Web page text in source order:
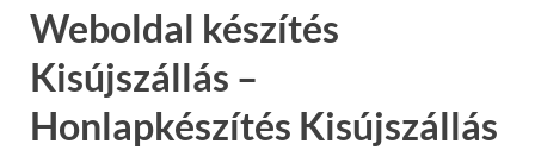
Weboldal készítés
Kisújszállás –
Honlapkészítés Kisújszállás